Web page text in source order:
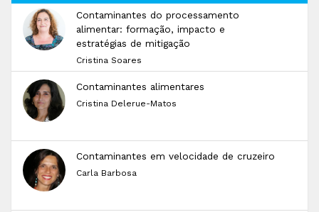
Contaminantes do processamento
alimentar: formação, impacto e
estratégias de mitigação
Cristina Soares
Contaminantes alimentares
Cristina Delerue-Matos
Contaminantes em velocidade de cruzeiro
Carla Barbosa